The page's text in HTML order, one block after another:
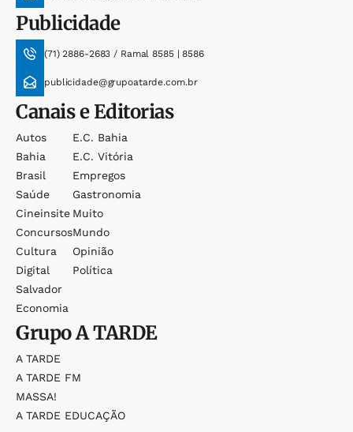
Publicidade
(71) 2886-2683 / Ramal 8585 | 8586
publicidade@grupoatarde.com.br
Canais e Editorias
Autos
Bahia
Brasil
Saúde
Cineinsite
Concursos
Cultura
Digital
Salvador
Economia
E.c. Bahia
E.c. Vitória
Empregos
Gastronomia
Muito
Mundo
Opinião
Política
GrupoA TARDE
A TARDE
A TARDE FM
MASSA!
A TARDE EDUCAÇÃO